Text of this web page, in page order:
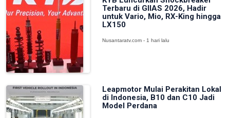
Terbaru di GIIAS 2026, Hadir
untuk Vario, Mio, RX-King hingga
LX150
Nusantaratv.com - 1 hari lalu
Leapmotor Mulai Perakitan Lokal
di Indonesia, B10 dan C10 Jadi
Model Perdana